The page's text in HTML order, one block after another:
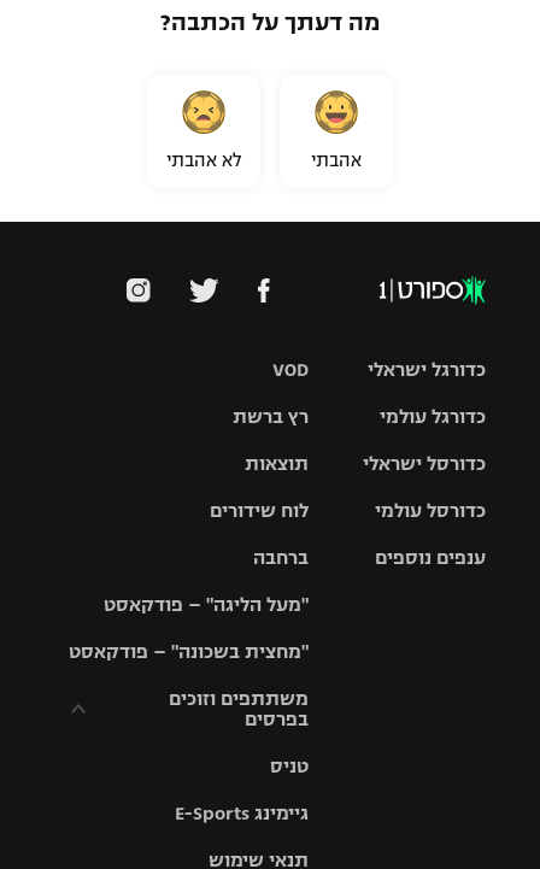
מה דעתך על הכתבה?
אהבתי לא אהבתי
VOD
רץ ברשת
תוצאות
לוח שידורים
ברחבה
"מעל הליגה" – פודקאסט
"מחצית בשכונה" – פודקאסט
משתתפים וזוכים
בפרסים
וזוכים בפרסים
תקנון עבור פעילות
טניס
גיימינג E-Sports
תנאי שימוש
כדורגל ישראלי
גביע הטוטו
כדורגל עולמי
האלופות
ליגה
כדורסל ישראלי
סל
כדורסל עולמי
ענפים נוספים